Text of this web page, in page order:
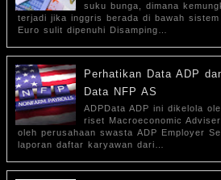
suku bunga, dimana
terjadi jika inggris berada di bawah
Euro sulit dipenuhi Disamping…
Perhatikan Data ADP
Data NFP AS
ADPData ADP ini dikelola
riset Macroeconomic
oleh perusahaan swasta ADP Employer
laporan daftar karyawan dari…